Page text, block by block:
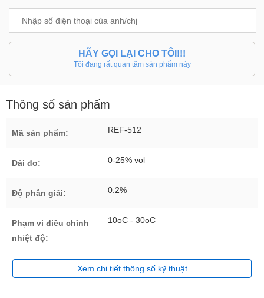
HÃY GỌI LẠI CHO TÔI!!!
Tôi đang rất quan tâm sản phẩm này
Thông số sản phẩm
Mã sản phẩm: REF-512
Dải đo: 0-25% vol
Độ phân giải: 0.2%
Phạm vi điều chỉnh
nhiệt độ:
10oC - 30oC
Xem chi tiết thông số kỹ thuật